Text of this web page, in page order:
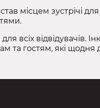
місцем зустрічі
всіх відвідувачів.
та гостям, які